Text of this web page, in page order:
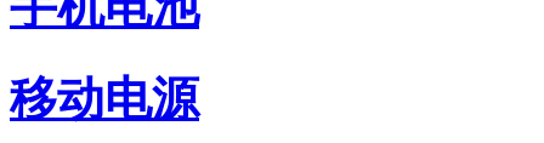
移动电源